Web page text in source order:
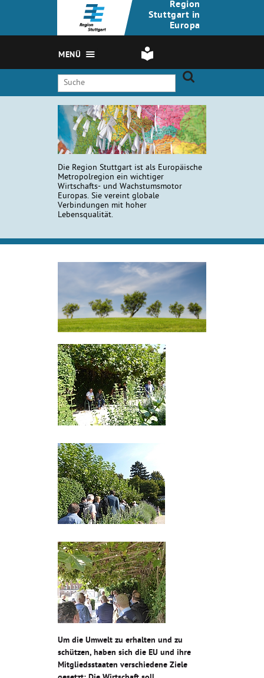
Region
Stuttgart in
Europa
MENÜ
Die Region Stuttgart ist als Europäische
Metropolregion ein wichtiger
Wirtschafts- und Wachstumsmotor
Europas. Sie vereint globale
Verbindungen mit hoher
Lebensqualität.
Um die Umwelt zu erhalten und zu
schützen, haben sich die EU und ihre
Mitgliedsstaaten verschiedene Ziele